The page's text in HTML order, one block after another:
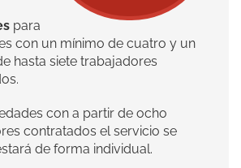
para
con un mínimo de cuatro y un
hasta siete trabajadores
con a partir de ocho
contratados el servicio se
de forma individual.